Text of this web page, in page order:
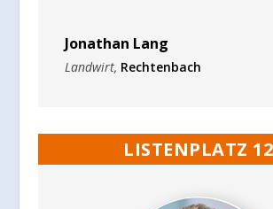
Jonathan Lang
Landwirt, Rechtenbach
LISTENPLATZ 12